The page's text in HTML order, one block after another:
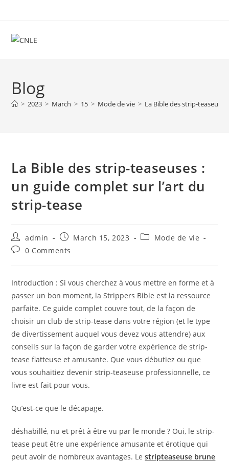
content
Blog
> 2023 > March > 15 > Mode de vie > La Bible des strip-
La Bible des strip-teaseuses :
un guide complet sur l’art du
strip-tease
Post
author:
admin
Post
published:
March 15, 2023
PostMode de vie
Post0 Comments
Introduction : Si vous cherchez à vous mettre en forme et à
passer un bon moment, la Strippers Bible est la ressource
parfaite. Ce guide complet couvre tout, de la façon de
choisir un club de strip-tease dans votre région (et le type
de divertissement auquel vous devez vous attendre) aux
conseils sur la façon de garder votre expérience de strip-
tease flatteuse et amusante. Que vous débutiez ou que
vous souhaitiez devenir strip-teaseuse professionnelle, ce
livre est fait pour vous.
Qu’est-ce que le décapage.
déshabillé, nu et prêt à être vu par le monde ? Oui, le strip-
tease peut être une expérience amusante et érotique qui
peut avoir de nombreux avantages. Lestripteaseuse brune